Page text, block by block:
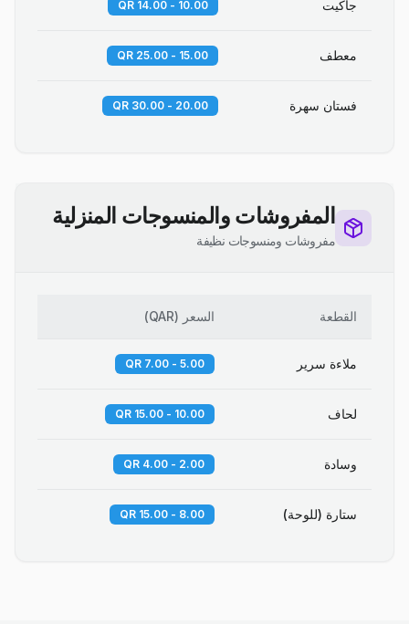
جاكيت 10.00 - 14.00 QR
معطف 15.00 - 25.00 QR
فستان سهرة 20.00 - 30.00 QR
المفروشات والمنسوجات المنزلية
مفروشات ومنسوجات نظيفة
القطعة السعر (
QAR
)
ملاءة سرير 5.00 - 7.00 QR
لحاف 10.00 - 15.00 QR
وسادة 2.00 - 4.00 QR
ستارة (للوحة) 8.00 - 15.00 QR